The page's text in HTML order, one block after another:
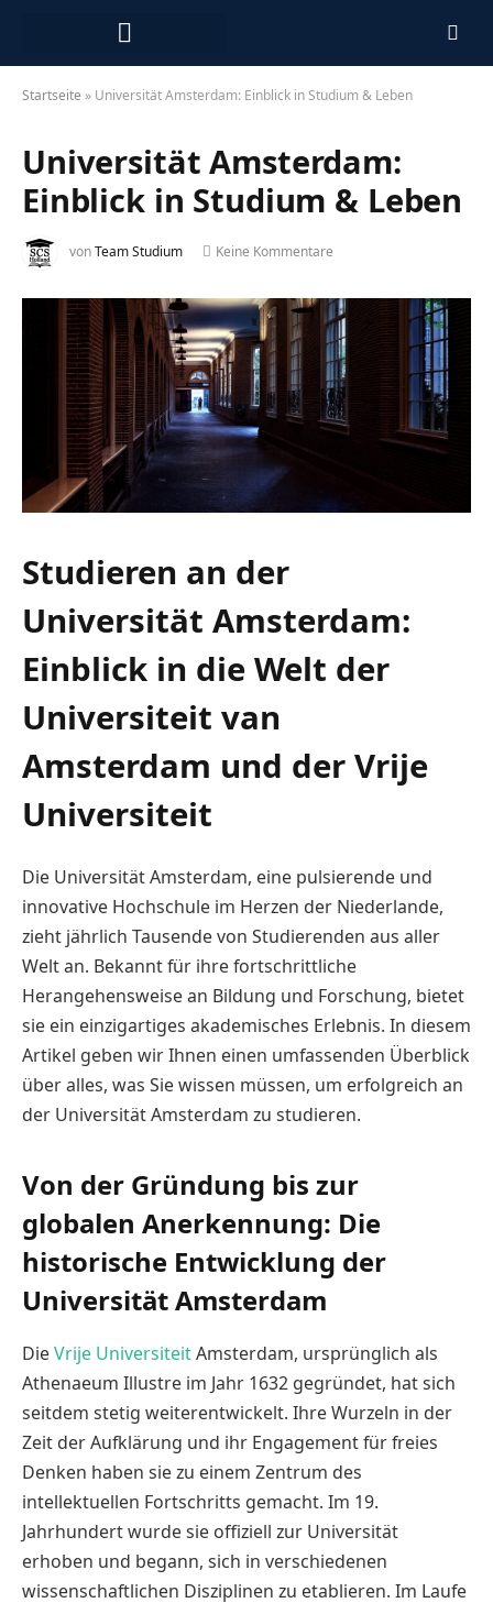
Startseite » Universität Amsterdam: Einblick in Studium & Leben
Universität Amsterdam:
Einblick in Studium & Leben
vonTeam Studium Keine Kommentare
Studieren an der
Universität Amsterdam:
Einblick in die Welt der
Universiteit van
Amsterdam und der Vrije
Universiteit
Die Universität Amsterdam, eine pulsierende und
innovative Hochschule im Herzen der Niederlande,
zieht jährlich Tausende von Studierenden aus aller
Welt an. Bekannt für ihre fortschrittliche
Herangehensweise an Bildung und Forschung, bietet
sie ein einzigartiges akademisches Erlebnis. In diesem
Artikel geben wir Ihnen einen umfassenden Überblick
über alles, was Sie wissen müssen, um erfolgreich an
der Universität Amsterdam zu studieren.
Von der Gründung bis zur
globalen Anerkennung: Die
historische Entwicklung der
Universität Amsterdam
DieVrije UniversiteitAmsterdam, ursprünglich als
Athenaeum Illustre im Jahr 1632 gegründet, hat sich
seitdem stetig weiterentwickelt. Ihre Wurzeln in der
Zeit der Aufklärung und ihr Engagement für freies
Denken haben sie zu einem Zentrum des
intellektuellen Fortschritts gemacht. Im 19.
Jahrhundert wurde sie offiziell zur Universität
erhoben und begann, sich in verschiedenen
wissenschaftlichen Disziplinen zu etablieren. Im Laufe